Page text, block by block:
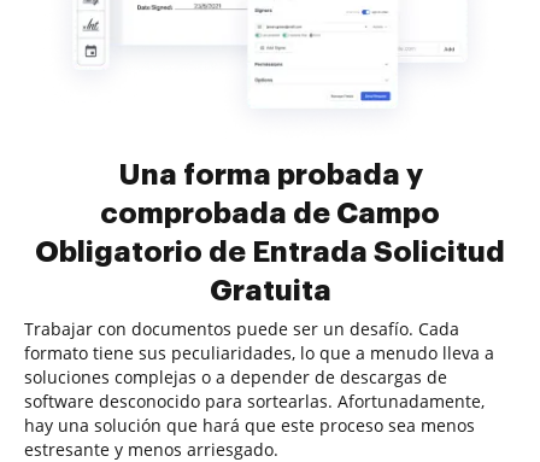
Una forma probada y
comprobada de Campo
Obligatorio de Entrada Solicitud
Gratuita
Trabajar con documentos puede ser un desafío. Cada
formato tiene sus peculiaridades, lo que a menudo lleva a
soluciones complejas o a depender de descargas de
software desconocido para sortearlas. Afortunadamente,
hay una solución que hará que este proceso sea menos
estresante y menos arriesgado.